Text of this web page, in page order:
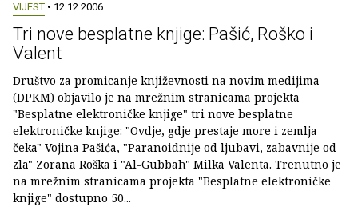
VIJEST • 12.12.2006.
Tri nove besplatne knjige: Pašić, Roško i
Valent
Društvo za promicanje književnosti na novim medijima
(DPKM) objavilo je na mrežnim stranicama projekta
"Besplatne elektroničke knjige" tri nove besplatne
elektroničke knjige: "Ovdje, gdje prestaje more i zemlja
čeka" Vojina Pašića, "Paranoidnije od ljubavi, zabavnije od
zla" Zorana Roška i "Al-Gubbah" Milka Valenta. Trenutno je
na mrežnim stranicama projekta "Besplatne elektroničke
knjige" dostupno 50...